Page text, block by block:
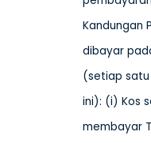
Kandungan
dibayar
(setiap
ini): (i) Kos
membayar